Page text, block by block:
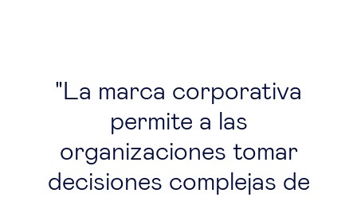
La marca corporativa
permite a las
organizaciones tomar
decisiones complejas de